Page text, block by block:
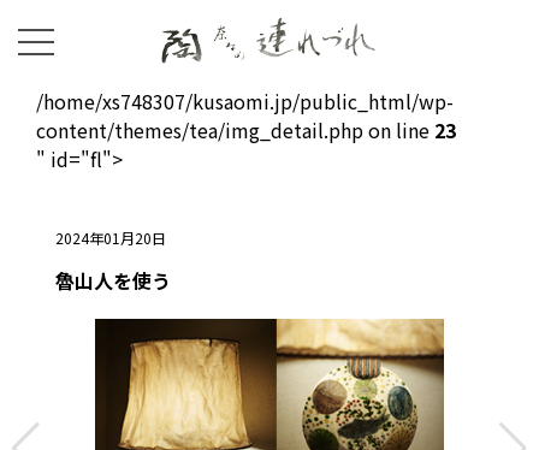
/home/xs748307/kusaomi.jp/public_html/wp-
content/themes/tea/img_detail.php on line 23
" id="fl">
2024年01月20日
魯山人を使う